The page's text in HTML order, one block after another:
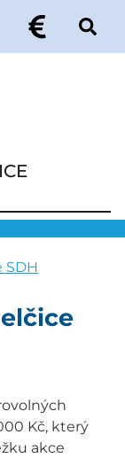
SDH
Kč, který
akce